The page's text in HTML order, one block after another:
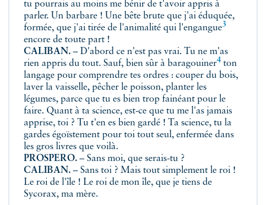
tu pourrais au moins me bénir de t'avoir appris à
parler. Un barbare ! Une bête brute que j'ai éduquée,
formée, que j'ai tirée de l'animalité qui l'engangue3
encore de toute part !
CALIBAN. – D'abord ce n'est pas vrai. Tu ne m'as
rien appris du tout. Sauf, bien sûr à baragouiner4 ton
langage pour comprendre tes ordres : couper du bois,
laver la vaisselle, pêcher le poisson, planter les
légumes, parce que tu es bien trop fainéant pour le
faire. Quant à ta science, est-ce que tu me l'as jamais
apprise, toi ? Tu t'en es bien gardé ! Ta science, tu la
gardes égoïstement pour toi tout seul, enfermée dans
les gros livres que voilà.
PROSPERO. – Sans moi, que serais-tu ?
CALIBAN. – Sans toi ? Mais tout simplement le roi !
Le roi de l'île ! Le roi de mon île, que je tiens de
Sycorax, ma mère.